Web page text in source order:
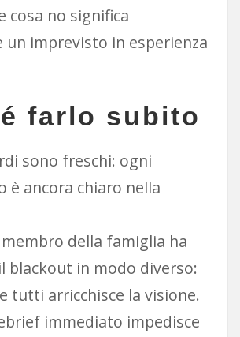
cosa no significa
imprevisto in esperienza
farlo subito
sono freschi: ogni
è ancora chiaro nella
della famiglia ha
blackout in modo diverso:
tutti arricchisce la visione.
immediato impedisce